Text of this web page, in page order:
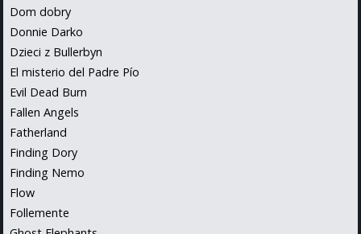
Dom dobry
Donnie Darko
Dzieci z Bullerbyn
El misterio del Padre Pío
Evil Dead Burn
Fallen Angels
Fatherland
Finding Dory
Finding Nemo
Flow
Follemente